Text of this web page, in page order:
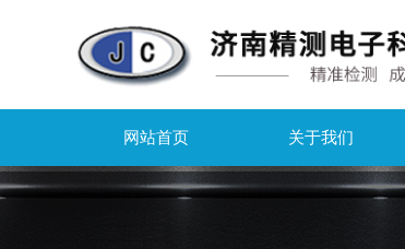
网站首页 关于我们